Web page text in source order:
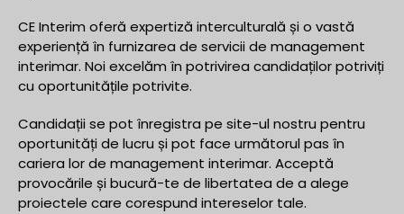
CE Interim oferă expertiză interculturală și o vastă
experiență în furnizarea de servicii de management
interimar. Noi excelăm în potrivirea candidaților potriviți
cu oportunitățile potrivite.
Candidații se pot înregistra pe site-ul nostru pentru
oportunități de lucru și pot face următorul pas în
cariera lor de management interimar. Acceptă
provocările și bucură-te de libertatea de a alege
proiectele care corespund intereselor tale.